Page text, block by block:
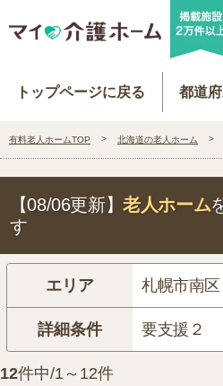
トップページに戻る 都道
有料老人ホームTOP 北海道の老人ホーム
【08/06更新】老人ホーム
す
エリア 札幌市南区
詳細条件 要支援２
12件中/1～12件